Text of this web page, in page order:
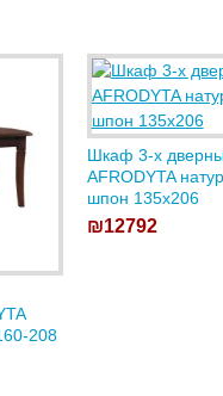
208
Шкаф 3-х
AFRODYTA
шпон 135х206
₪12792